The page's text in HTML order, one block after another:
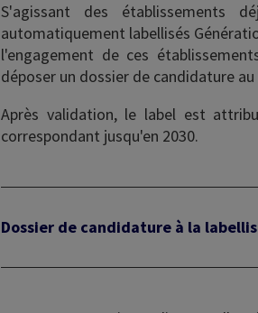
S'agissant des établissements
automatiquement labellisés
l'engagement de ces
déposer un dossier de candidature
Après validation, le label est
correspondant jusqu'en 2030.
Dossier de candidature à la